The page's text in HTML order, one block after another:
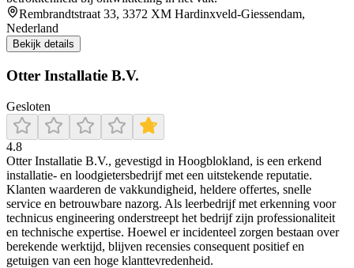
Rembrandtstraat 33, 3372 XM Hardinxveld-Giessendam,
Nederland
Bekijk details
Otter Installatie B.V.
Gesloten
4.8
Otter Installatie B.V., gevestigd in Hoogblokland, is een erkend
installatie- en loodgietersbedrijf met een uitstekende reputatie.
Klanten waarderen de vakkundigheid, heldere offertes, snelle
service en betrouwbare nazorg. Als leerbedrijf met erkenning voor
technicus engineering onderstreept het bedrijf zijn professionaliteit
en technische expertise. Hoewel er incidenteel zorgen bestaan over
berekende werktijd, blijven recensies consequent positief en
getuigen van een hoge klanttevredenheid.